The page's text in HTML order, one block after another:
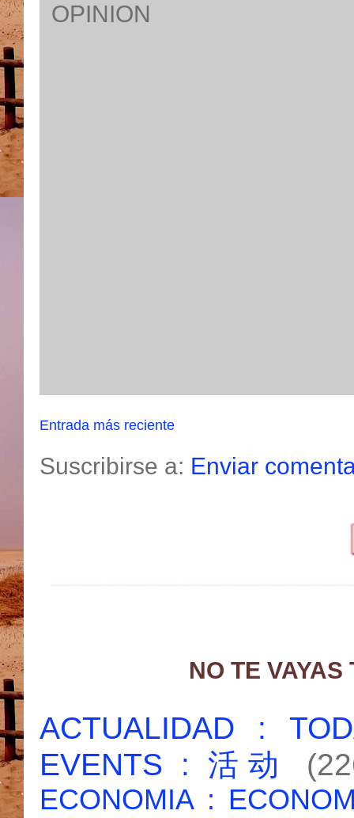
OPINION
Entrada más reciente
Suscribirse a: Enviar
NO TE
ACTUALIDAD :
EVENTS : 活动
ECONOMIA :